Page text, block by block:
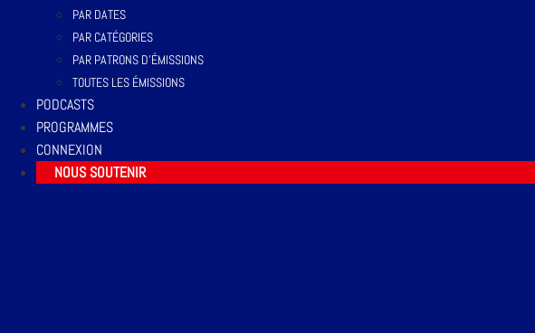
PAR DATES
PAR CATÉGORIES
PAR PATRONS D’ÉMISSIONS
TOUTES LES ÉMISSIONS
PODCASTS
PROGRAMMES
CONNEXION
NOUS SOUTENIR